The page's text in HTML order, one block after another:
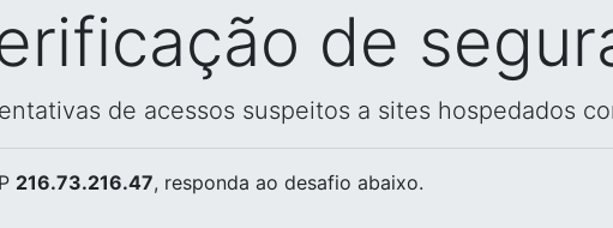
de
de acessos suspeitos a sites hospedados
216.73.216.47, responda ao desafio abaixo.